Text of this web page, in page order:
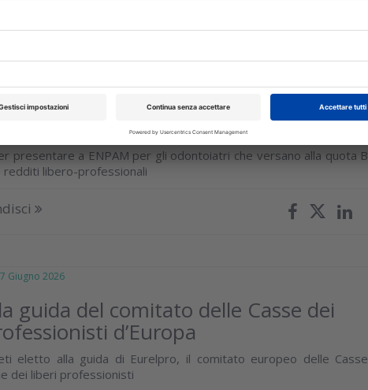
prorogata la scadenza dell’invio del
presentare a ENPAM per gli odontoiatri che versano alla quota B
redditi libero-professionali
Giugno 2026
guida del comitato delle Casse dei
d’Europa
eletto alla guida di Eurelpro, il comitato europeo delle Casse
dei liberi professionisti